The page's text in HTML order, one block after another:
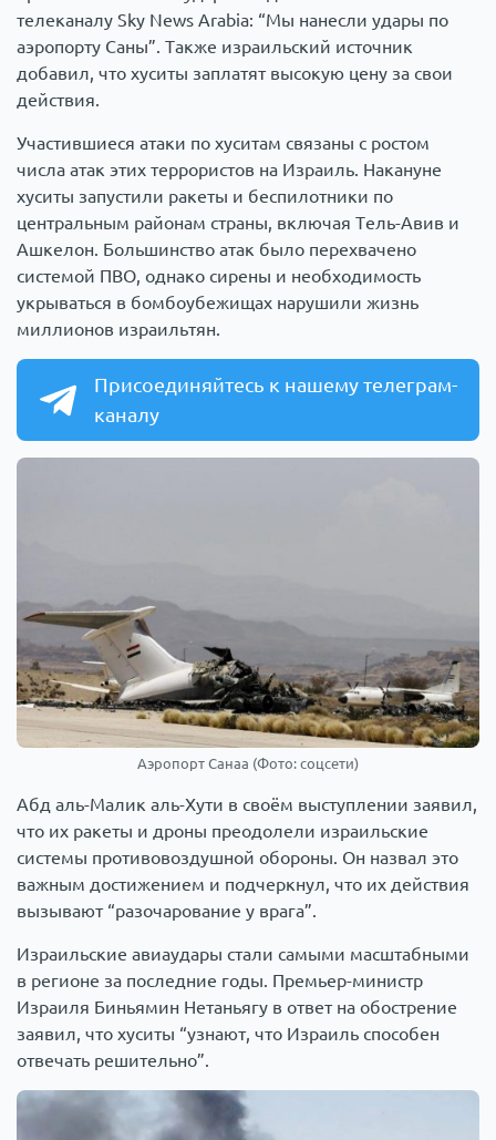
телеканалу Sky News Arabia: “Мы нанесли удары по
аэропорту Саны”. Также израильский источник
добавил, что хуситы заплатят высокую цену за свои
действия.
Участившиеся атаки по хуситам связаны с ростом
числа атак этих террористов на Израиль. Накануне
хуситы запустили ракеты и беспилотники по
центральным районам страны, включая Тель-Авив и
Ашкелон. Большинство атак было перехвачено
системой ПВО, однако сирены и необходимость
укрываться в бомбоубежищах нарушили жизнь
миллионов израильтян.
Присоединяйтесь к нашему телеграм-
каналу
Аэропорт Санаа (Фото: соцсети)
Абд аль-Малик аль-Хути в своём выступлении заявил,
что их ракеты и дроны преодолели израильские
системы противовоздушной обороны. Он назвал это
важным достижением и подчеркнул, что их действия
вызывают “разочарование у врага”.
Израильские авиаудары стали самыми масштабными
в регионе за последние годы. Премьер-министр
Израиля Биньямин Нетаньягу в ответ на обострение
заявил, что хуситы “узнают, что Израиль способен
отвечать решительно”.